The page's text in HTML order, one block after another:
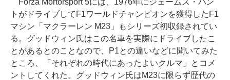
Forza Mortorsport 5には、1976年にジェームス・ハン
トがドライブしてF1ワールドチャンピオンを獲得したF1
マシン「マクラーレン M23」もシリーズ初収録されてい
る。グッドウィン氏はこの名車を実際にドライブしたこ
とがあるとのことなので、P1との違いなどに聞いてみた
ところ、「それぞれの時代にあったよいクルマ」とコメ
ントしてくれた。グッドウィン氏はM23に限らず歴代の